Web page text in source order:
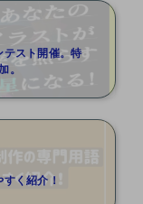
テスト開催。特
。
く紹介！